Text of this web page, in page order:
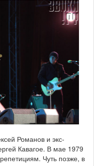
Романов и экс-
Кавагое. В мае 1979
Чуть позже, в